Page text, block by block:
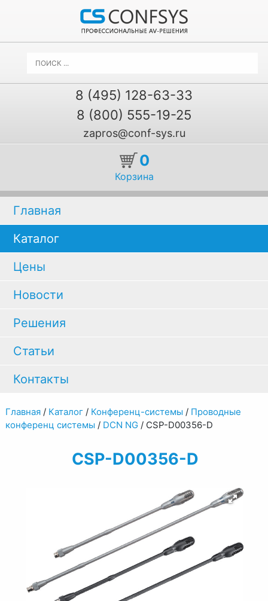
8 (495) 128-63-33
8 (800) 555-19-25
zapros@conf-sys.ru
0
Корзина
Главная
Каталог
Цены
Новости
Решения
Статьи
Контакты
Главная/ Каталог/ Конференц-системы / Проводные
конференц системы / DCN NG/ CSP-D00356-D
CSP-D00356-D